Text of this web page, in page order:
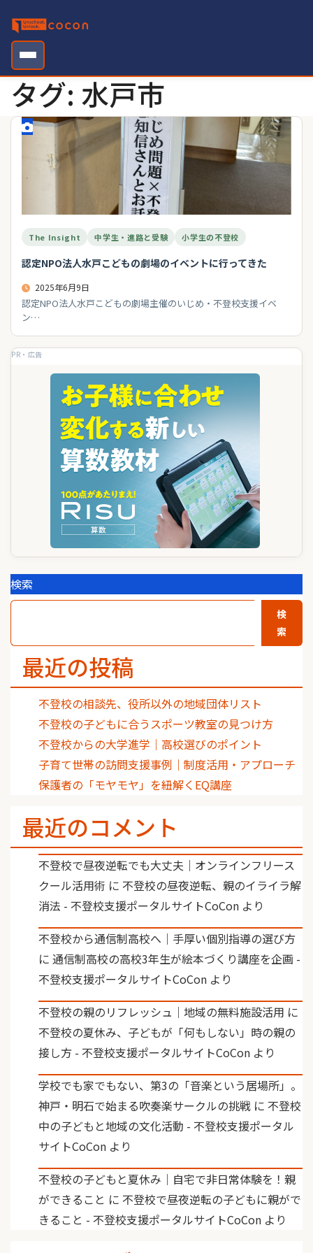
content
タグ: 水戸市
The Insight 中学生・進路と受験 小学生の不登校
認定NPO法人水戸こどもの劇場のイベントに行ってきた
2025年6月9日
認定NPO法人水戸こどもの劇場主催のいじめ・不登校支援イベ
ン…
PR・広告
検索
検
索
最近の投稿
不登校の相談先、役所以外の地域団体リスト
不登校の子どもに合うスポーツ教室の見つけ方
不登校からの大学進学｜高校選びのポイント
子育て世帯の訪問支援事例｜制度活用・アプローチ
保護者の「モヤモヤ」を紐解くEQ講座
最近のコメント
不登校で昼夜逆転でも大丈夫｜オンラインフリース
クール活用術 に 不登校の昼夜逆転、親のイライラ解
消法 - 不登校支援ポータルサイトCoCon より
不登校から通信制高校へ｜手厚い個別指導の選び方
に 通信制高校の高校3年生が絵本づくり講座を企画 -
不登校支援ポータルサイトCoCon より
不登校の親のリフレッシュ｜地域の無料施設活用 に
不登校の夏休み、子どもが「何もしない」時の親の
接し方 - 不登校支援ポータルサイトCoCon より
学校でも家でもない、第3の「音楽という居場所」。
神戸・明石で始まる吹奏楽サークルの挑戦 に 不登校
中の子どもと地域の文化活動 - 不登校支援ポータル
サイトCoCon より
不登校の子どもと夏休み｜自宅で非日常体験を！親
ができること に 不登校で昼夜逆転の子どもに親がで
きること - 不登校支援ポータルサイトCoCon より